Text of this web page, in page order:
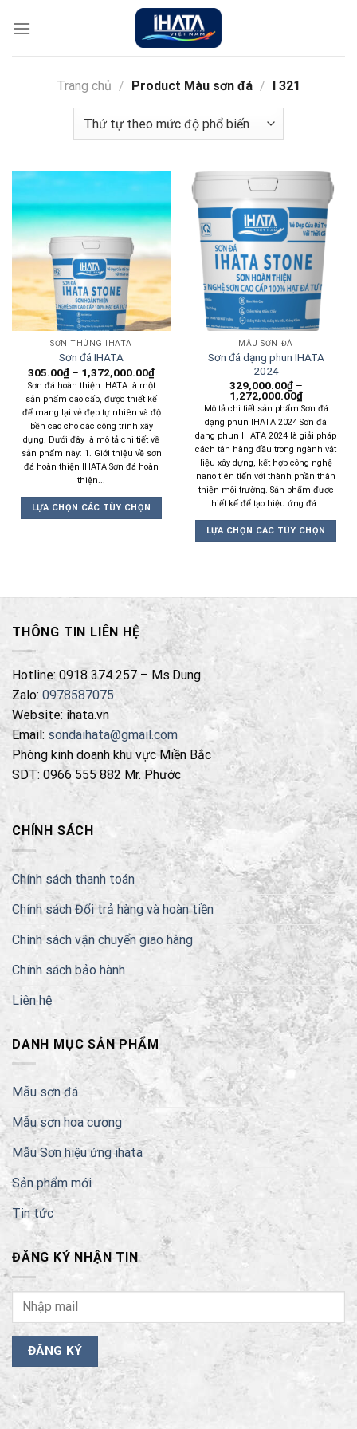
đến
Trang chủ / Product Màu sơn đá / I 321
SƠN THÙNG IHATA
Sơn đá IHATA
305.00₫ – 1,372,000.00₫
Sơn đá hoàn thiện IHATA là một
sản phẩm cao cấp, được thiết kế
để mang lại vẻ đẹp tự nhiên và độ
bền cao cho các công trình xây
dựng. Dưới đây là mô tả chi tiết về
sản phẩm này: 1. Giới thiệu về sơn
đá hoàn thiện IHATA Sơn đá hoàn
thiện...
LỰA CHỌN CÁC TÙY CHỌN
thể.
chọn
có
thể
được
chọn
trên
trang
MẪU SƠN ĐÁ
Sơn đá dạng phun IHATA
2024
329,000.00₫–
1,272,000.00₫
Mô tả chi tiết sản phẩm Sơn đá
dạng phun IHATA 2024 Sơn đá
dạng phun IHATA 2024 là giải pháp
cách tân hàng đầu trong ngành vật
liệu xây dựng, kết hợp công nghệ
nano tiên tiến với thành phần thân
thiện môi trường. Sản phẩm được
thiết kế để tạo hiệu ứng đá...
LỰA CHỌN CÁC TÙY CHỌN
có
Các
thể
chọn
trên
trang
sản
phẩm
THÔNG TIN LIÊN HỆ
Hotline: 0918 374 257 – Ms.Dung
Zalo: 0978587075
Website: ihata.vn
Email: sondaihata@gmail.com
Phòng kinh doanh khu vực Miền Bắc
SDT: 0966 555 882 Mr. Phước
CHÍNH SÁCH
Chính sách thanh toán
Chính sách Đổi trả hàng và hoàn tiền
Chính sách vận chuyển giao hàng
Chính sách bảo hành
Liên hệ
DANH MỤC SẢN PHẨM
Mẫu sơn đá
Mẫu sơn hoa cương
Mẫu Sơn hiệu ứng ihata
Sản phẩm mới
Tin tức
ĐĂNG KÝ NHẬN TIN